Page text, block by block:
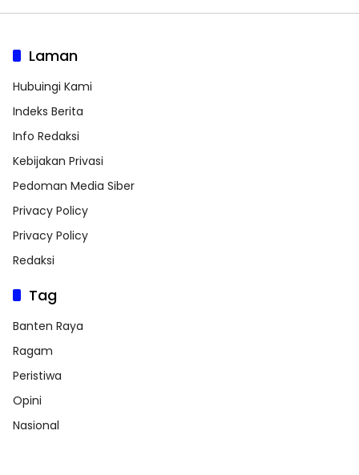
Laman
Hubuingi Kami
Indeks Berita
Info Redaksi
Kebijakan Privasi
Pedoman Media Siber
Privacy Policy
Privacy Policy
Redaksi
Tag
Banten Raya
Ragam
Peristiwa
Opini
Nasional